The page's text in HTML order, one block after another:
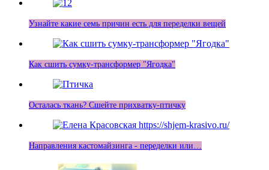
Узнайте какие семь причин есть для переделки вещей
Как сшить сумку-трансформер "Ягодка"
Осталась ткань? Сшейте прихватку-птичку
Направления кастомайзинга - переделки или…